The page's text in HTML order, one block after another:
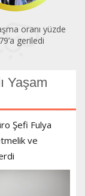
oranı yüzde
geriledi
Yaşam
Şefi Fulya
ve